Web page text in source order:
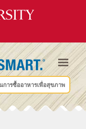
การซื้ออาหารเพื่อสุขภาพ